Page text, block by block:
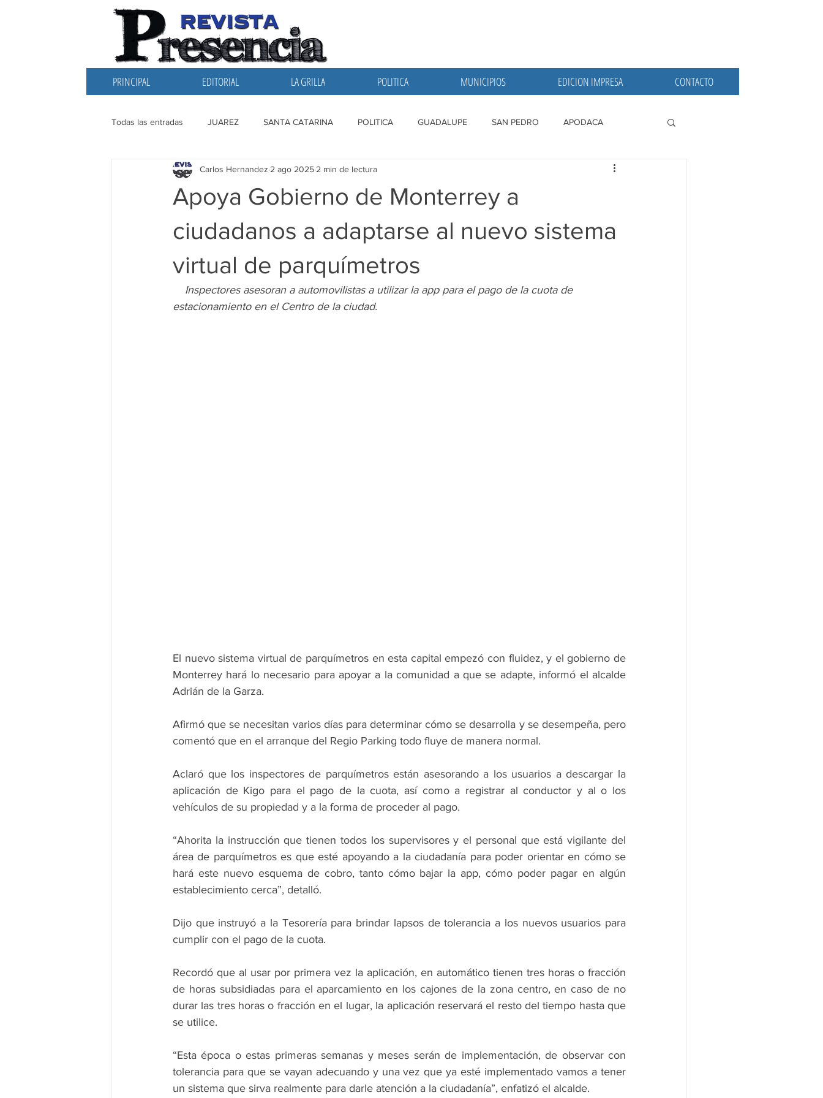
PRINCIPAL EDITORIAL LA GRILLA POLITICA MUNICIPIOS EDICION IMPRESA CONTACTO
Todas las entradas JUAREZ SANTA CATARINA POLITICA GUADALUPE SAN PEDRO APODACA
EDITORIAL SANTIAGO LA GRILLA SAN NICOLAS
Apoya Gobierno de Monterrey a
ciudadanos a adaptarse al nuevo sistema
virtual de parquímetros
Carlos Hernandez 2 ago 2025 2 min de lectura
Inspectores asesoran a automovilistas a utilizar la app para el pago de la cuota de
estacionamiento en el Centro de la ciudad.
El nuevo sistema virtual de parquímetros en esta capital empezó con fluidez, y el gobierno de
Monterrey hará lo necesario para apoyar a la comunidad a que se adapte, informó el alcalde
Adrián de la Garza.
Afirmó que se necesitan varios días para determinar cómo se desarrolla y se desempeña, pero
comentó que en el arranque del Regio Parking todo fluye de manera normal.
Aclaró que los inspectores de parquímetros están asesorando a los usuarios a descargar la
aplicación de Kigo para el pago de la cuota, así como a registrar al conductor y al o los
vehículos de su propiedad y a la forma de proceder al pago.
“Ahorita la instrucción que tienen todos los supervisores y el personal que está vigilante del
área de parquímetros es que esté apoyando a la ciudadanía para poder orientar en cómo se
hará este nuevo esquema de cobro, tanto cómo bajar la app, cómo poder pagar en algún
establecimiento cerca”, detalló.
Dijo que instruyó a la Tesorería para brindar lapsos de tolerancia a los nuevos usuarios para
cumplir con el pago de la cuota.
Recordó que al usar por primera vez la aplicación, en automático tienen tres horas o fracción
de horas subsidiadas para el aparcamiento en los cajones de la zona centro, en caso de no
durar las tres horas o fracción en el lugar, la aplicación reservará el resto del tiempo hasta que
se utilice.
“Esta época o estas primeras semanas y meses serán de implementación, de observar con
tolerancia para que se vayan adecuando y una vez que ya esté implementado vamos a tener
un sistema que sirva realmente para darle atención a la ciudadanía”, enfatizó el alcalde.